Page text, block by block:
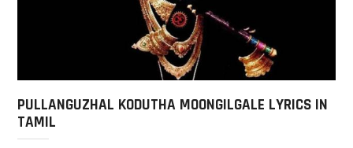
PULLANGUZHAL KODUTHA MOONGILGALE LYRICS IN
TAMIL